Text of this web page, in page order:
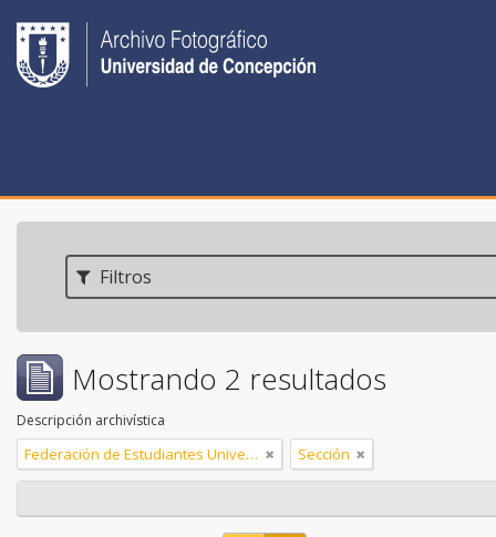
Filtros
Mostrando 2 resultados
Descripción archivística
Federación de Estudiantes Universidad de Concepción (FEC) Sección